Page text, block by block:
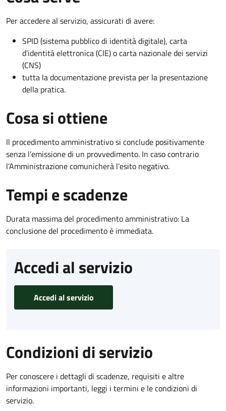
Per accedere al servizio, assicurati di avere:
SPID (sistema pubblico di identità digitale), carta
d’identità elettronica (CIE) o carta nazionale dei servizi
(CNS)
tutta la documentazione prevista per la presentazione
della pratica.
Cosa si ottiene
Il procedimento amministrativo si conclude positivamente
senza l’emissione di un provvedimento. In caso contrario
l’Amministrazione comunicherà l’esito negativo.
Tempi e scadenze
Durata massima del procedimento amministrativo: La
conclusione del procedimento è immediata.
Accedi al servizio
Accedi al servizio
Condizioni di servizio
Per conoscere i dettagli di scadenze, requisiti e altre
informazioni importanti, leggi i termini e le condizioni di
servizio.